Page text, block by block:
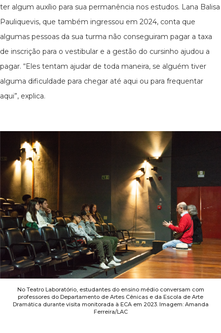
ter algum auxílio para sua permanência nos estudos. Lana Balisa
Pauliquevis, que também ingressou em 2024, conta que
algumas pessoas da sua turma não conseguiram pagar a taxa
de inscrição para o vestibular e a gestão do cursinho ajudou a
pagar. “Eles tentam ajudar de toda maneira, se alguém tiver
alguma dificuldade para chegar até aqui ou para frequentar
aqui”, explica.
No Teatro Laboratório, estudantes do ensino médio conversam com
professores do Departamento de Artes Cênicas e da Escola de Arte
Dramática durante visita monitorada à ECA em 2023. Imagem: Amanda
Ferreira/LAC